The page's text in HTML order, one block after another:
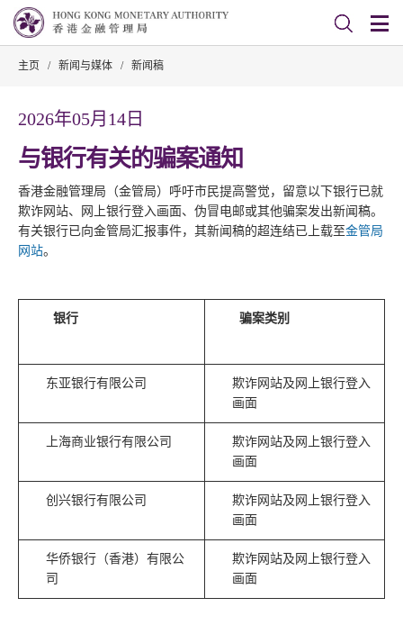
主页 / 新闻与媒体 / 新闻稿
2026年05月14日
与银行有关的骗案通知
香港金融管理局（金管局）呼吁市民提高警觉，留意以下银行已就
欺诈网站、网上银行登入画面、伪冒电邮或其他骗案发出新闻稿。
有关银行已向金管局汇报事件，其新闻稿的超连结已上载至金管局
网站。
银行 骗案类别
东亚银行有限公司
欺诈网站及网上银行登入
画面
上海商业银行有限公司
欺诈网站及网上银行登入
画面
创兴银行有限公司
欺诈网站及网上银行登入
画面
华侨银行（香港）有限公
司
欺诈网站及网上银行登入
画面